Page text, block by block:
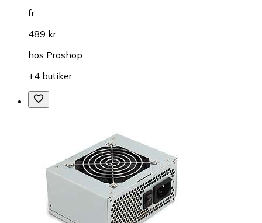
fr.
489 kr
hos Proshop
+4 butiker